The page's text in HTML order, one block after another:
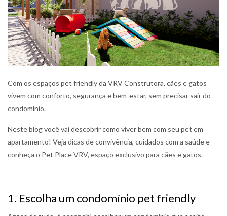
Com os espaços pet friendly da VRV Construtora, cães e gatos
vivem com conforto, segurança e bem-estar, sem precisar sair do
condomínio.
Neste blog você vai descobrir como viver bem com seu pet em
apartamento! Veja dicas de convivência, cuidados com a saúde e
conheça o Pet Place VRV, espaço exclusivo para cães e gatos.
1. Escolha um condomínio pet friendly